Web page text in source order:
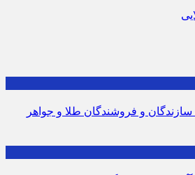
سازندگان و فروشندگان طلا و جواهر